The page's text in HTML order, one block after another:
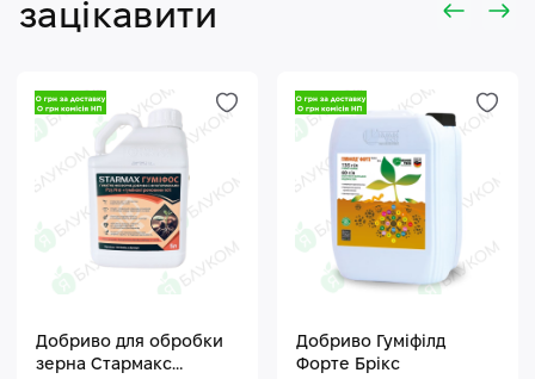
зацікавити
Добриво для обробки
зерна Стармакс
Добриво Гуміфілд
Форте Брікс